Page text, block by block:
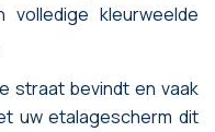
kleurweelde
straat bevindt en vaak
uw etalagescherm dit